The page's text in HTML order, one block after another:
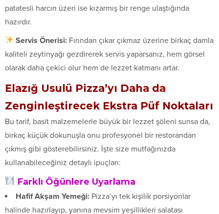
patatesli harcın üzeri ise kızarmış bir renge ulaştığında
hazırdır.
Servis Önerisi: Fırından çıkar çıkmaz üzerine birkaç damla
kaliteli zeytinyağı gezdirerek servis yaparsanız, hem görsel
olarak daha çekici olur hem de lezzet katmanı artar.
Elazığ Usulü Pizza’yı Daha da
Zenginleştirecek Ekstra Püf Noktaları
Bu tarif, basit malzemelerle büyük bir lezzet şöleni sunsa da,
birkaç küçük dokunuşla onu profesyonel bir restorandan
çıkmış gibi gösterebilirsiniz. İşte size mutfağınızda
kullanabileceğiniz detaylı ipuçları:
Farklı Öğünlere Uyarlama
Hafif Akşam Yemeği: Pizza’yı tek kişilik porsiyonlar
halinde hazırlayıp, yanına mevsim yeşillikleri salatası